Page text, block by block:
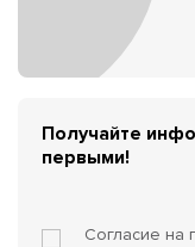
Получайте
первыми!
Согласие на